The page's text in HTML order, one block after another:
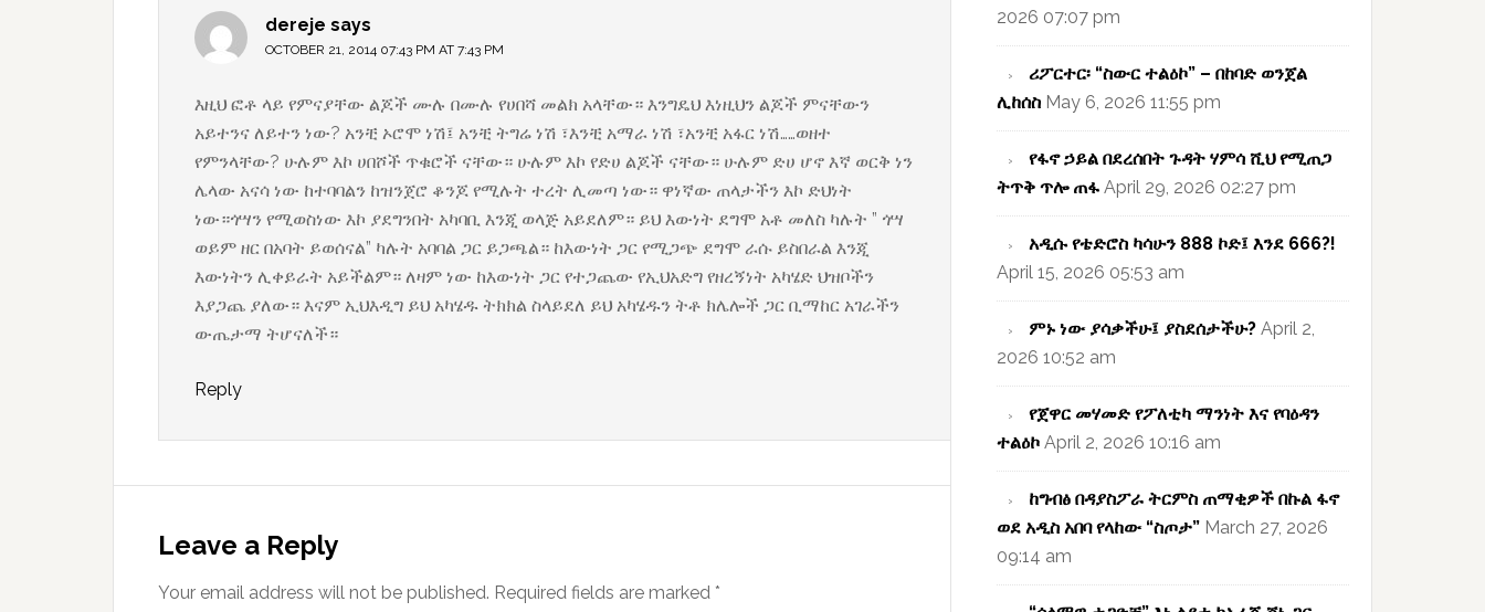
dereje says
OCTOBER 21, 2014 07:43 PM AT 7:43 PM
እዚህ ፎቶ ላይ የምናያቸው ልጆች ሙሉ በሙሉ የሀበሻ መልክ አላቸው። እንግዴህ እነዚህን ልጆች ምናቸውን
አይተንና ለይተን ነው? አንቺ ኦሮሞ ነሽ፤ አንቺ ትግሬ ነሽ ፣እንቺ አማራ ነሽ ፣አንቺ አፋር ነሽ……ወዘተ
የምንላቸው? ሁሉም እኮ ሀበሾች ጥቁሮች ናቸው። ሁሉም እኮ የድሀ ልጆች ናቸው። ሁሉም ድሀ ሆኖ እኛ ወርቅ ነን
ሌላው አናሳ ነው ከተባባልን ከዝንጀሮ ቆንጆ የሚሉት ተረት ሊመጣ ነው። ዋነኛው ጠላታችን እኮ ድህነት
ነው።ጎሣን የሚወስነው እኮ ያደግንበት አካባቢ እንጂ ወላጅ አይደለም። ይህ እውነት ደግሞ አቶ መለስ ካሉት ” ጎሣ
ወይም ዘር በአባት ይወሰናል” ካሉት አባባል ጋር ይጋጫል። ከእውነት ጋር የሚጋጭ ደግሞ ራሱ ይስበራል እንጂ
እውነትን ሊቀይራት አይችልም። ለዛም ነው ከእውነት ጋር የተጋጨው የኢህአድግ የዘረኝነት አካሄድ ህዝቦችን
እያጋጨ ያለው። እናም ኢህእዲግ ይህ አካሄዱ ትክክል ስላይደለ ይህ አካሄዱን ትቶ ክሌሎች ጋር ቢማከር አገራችን
ውጤታማ ትሆናለች።
Reply
Leave a Reply
Your email address will not be published. Required fields are marked *
2026 07:07 pm
ሪፖርተር፡ “ስውር ተልዕኮ” – በከባድ ወንጀል
ሊከሰስ May 6, 2026 11:55 pm
የፋኖ ኃይል በደረሰበት ጉዳት ሃምሳ ሺህ የሚጠጋ
ትጥቅ ጥሎ ጠፋ April 29, 2026 02:27 pm
አዲሱ የቴድሮስ ካሳሁን 888 ኮድ፤ እንደ 666?!
April 15, 2026 05:53 am
ምኑ ነው ያሳቃችሁ፤ ያስደሰታችሁ? April 2,
2026 10:52 am
የጀዋር መሃመድ የፖለቲካ ማንነት እና የባዕዳን
ተልዕኮ April 2, 2026 10:16 am
ከግብፅ በዳያስፖራ ትርምስ ጠማቂዎች በኩል ፋኖ
ወደ አዲስ አበባ የላከው “ስጦታ” March 27, 2026
09:14 am